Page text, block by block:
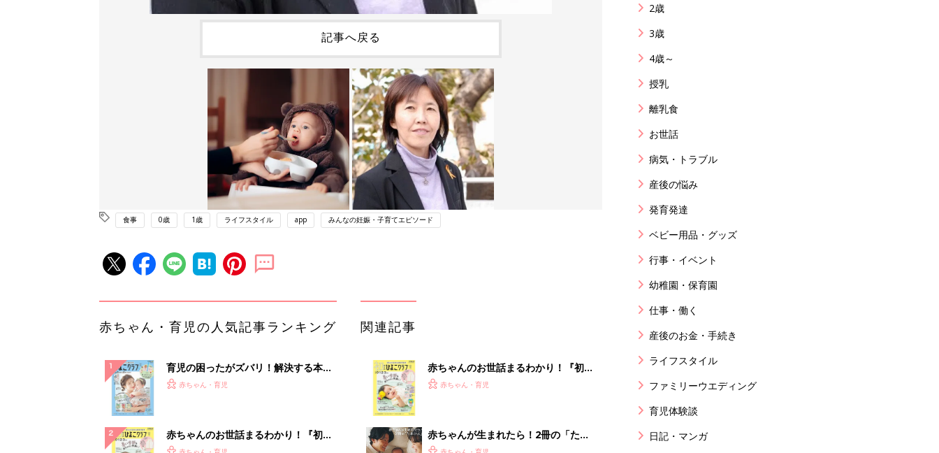
記事へ戻る
食事 0歳 1歳 ライフスタイル app みんなの妊娠・子育てエピソード
赤ちゃん・育児の人気記事ランキング
育児の困ったがズバリ！解決する本
『ひよこクラブ 夏号』 4カ月～2才
赤ちゃん・育児
赤ちゃんのお世話まるわかり！『初め
てのひよこクラブ 夏号』〈巻頭大特
関連記事
赤ちゃんのお世話まるわかり！『初め
てのひよこクラブ 夏号』〈巻頭大特
赤ちゃん・育児
赤ちゃんが生まれたら！2冊の「たま
ひよ」
2歳
3歳
4歳～
授乳
離乳食
お世話
病気・トラブル
産後の悩み
発育発達
ベビー用品・グッズ
行事・イベント
幼稚園・保育園
仕事・働く
産後のお金・手続き
ライフスタイル
ファミリーウエディング
育児体験談
日記・マンガ